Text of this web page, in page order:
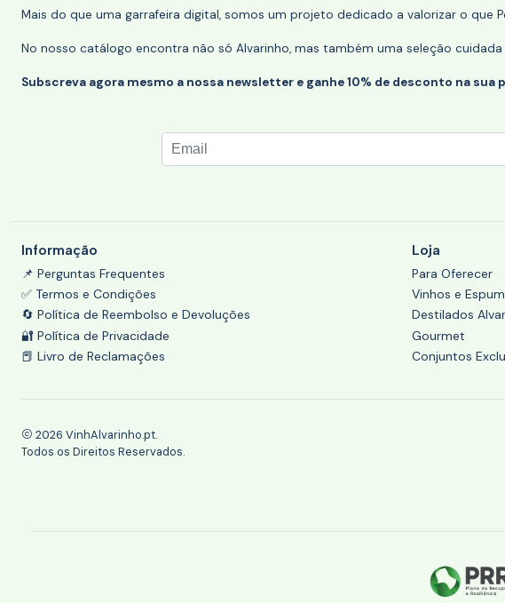
Mais do que uma garrafeira digital, somos um projeto dedicado a valorizar o
No nosso catálogo encontra não só Alvarinho, mas também uma seleção
Subscreva agora mesmo a nossa newsletter e ganhe 10% de desconto na sua
Informação
📌 Perguntas Frequentes
✅ Termos e Condições
🔄 Política de Reembolso e Devoluções
🔐 Política de Privacidade
📕 Livro de Reclamações
Loja
Para Oferecer
Vinhos e
Destilados
Gourmet
Conjuntos
2026 VinhAlvarinho.pt.
Todos os Direitos Reservados.